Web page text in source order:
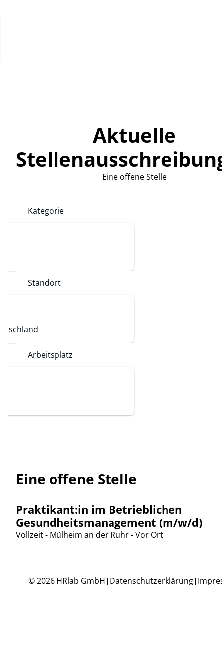
Aktuelle
Eine offene Stelle
Kategorie
Standort
Arbeitsplatz
Eine offene Stelle
Praktikant:in im Betrieblichen
Gesundheitsmanagement (m/w/d)
Vollzeit - Mülheim an der Ruhr - Vor Ort
© 2026 HRlab GmbH| Datenschutzerklärung|